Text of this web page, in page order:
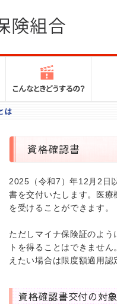
資格確認書
2025（令和7）年12月2日
書を交付いたします。医
を受けることができます。
ただしマイナ保険証のよ
トを得ることはできませ
えたい場合は限度額適用認
資格確認書交付の対
は